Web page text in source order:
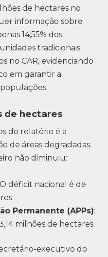
de hectares no
informação sobre
14,55% dos
tradicionais
no CAR, evidenciando
em garantir a
de hectares
do relatório é a
de áreas degradadas.
não diminuiu:
déficit nacional é de
Permanente (APPs):
milhões de hectares.
executivo do